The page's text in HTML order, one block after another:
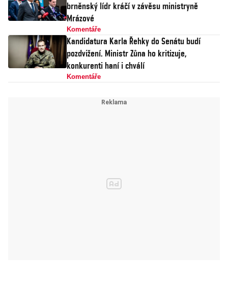
brněnský lídr kráčí v závěsu ministryně
Mrázové
Komentáře
Kandidatura Karla Řehky do Senátu budí
pozdvižení. Ministr Zůna ho kritizuje,
konkurenti haní i chválí
Komentáře